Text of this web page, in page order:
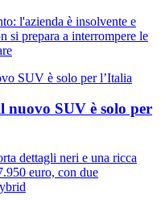
l'azienda è insolvente e
si prepara a interrompere le
nuovo SUV è solo per
dettagli neri e una ricca
euro, con due